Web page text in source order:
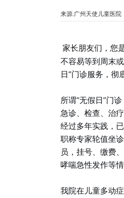
来源:广州天使儿童医院
家长朋友们，您
不容易等到周末
日”门诊服务，彻
所谓“无假日”门
急诊、检查、治
经过多年实践，
职称专家轮值坐
员，挂号、缴费
哮喘急性发作等
我院在儿童多动